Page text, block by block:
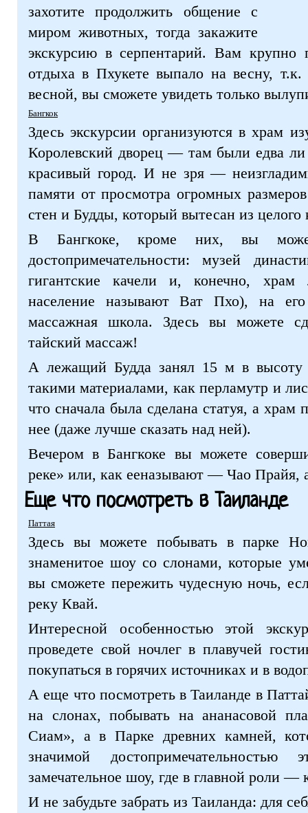
захотите продолжить общение с
миром животных, тогда закажите
экскурсию в серпентарий. Вам крупно
отдыха в Пхукете выпало на весну,
весной, вы сможете увидеть только
Бангкок
Здесь экскурсии организуются в храм
Королевский дворец — там были едва ли
красивый город. И не зря —
памяти от просмотра огромных
стен и Будды, который вытесан из целого
В Бангкоке, кроме них, вы
достопримечательности: музей
гигантские качели и, конечно, храм
население называют Ват Пхо), на его
массажная школа. Здесь вы можете
тайский массаж!
А лежащий Будда занял 15 м в
такими материалами, как перламутр и
что сначала была сделана статуя, а храм
нее (даже лучше сказать над ней).
Вечером в Бангкоке вы можете
реке» или, как ееназывают — Чао Прайя,
Еще что посмотреть в Таиланде
Паттая
Здесь вы можете побывать в парке
знаменитое шоу со слонами, которые
вы сможете пережить чудесную ночь,
реку Квай.
Интересной особенностью этой
проведете свой ночлег в плавучей
покупаться в горячих источниках и в
А еще что посмотреть в Таиланде в
на слонах, побывать на ананасовой
Сиам», а в Парке древних камней,
значимой достопримечательностью
замечательное шоу, где в главной роли —
И не забудьте забрать из Таиланда: для